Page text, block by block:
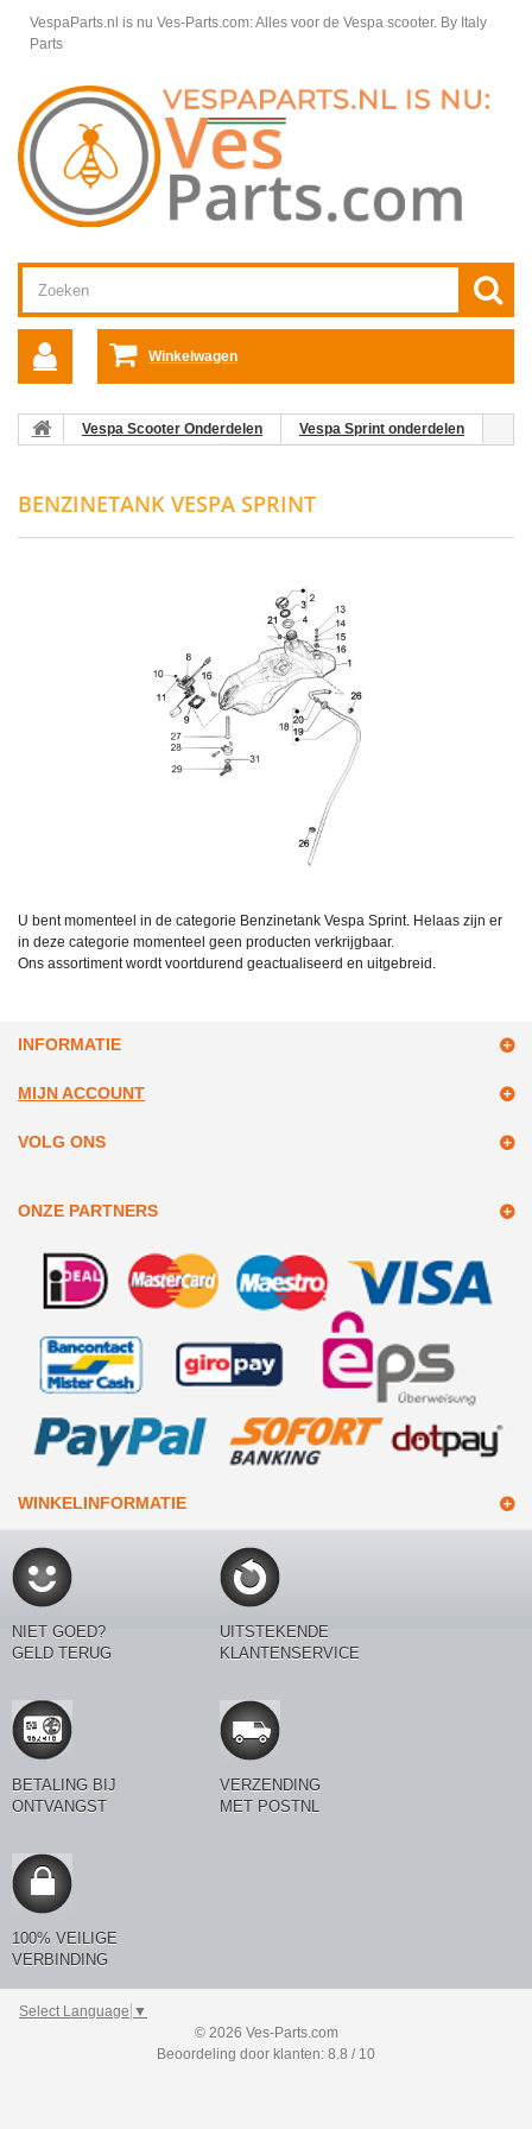
VespaParts.nl is nu Ves-Parts.com: Alles voor de Vespa scooter. By Italy
Parts
Winkelwagen
Vespa Scooter Onderdelen
Vespa Sprint onderdelen
BENZINETANK VESPA SPRINT
U bent momenteel in de categorie Benzinetank Vespa Sprint. Helaas zijn er
in deze categorie momenteel geen producten verkrijgbaar.
Ons assortiment wordt voortdurend geactualiseerd en uitgebreid.
INFORMATIE
MIJN ACCOUNT
VOLG ONS
ONZE PARTNERS
WINKELINFORMATIE
NIET GOED?
GELD TERUG
UITSTEKENDE
KLANTENSERVICE
BETALING BIJ
ONTVANGST
VERZENDING
MET POSTNL
100% VEILIGE
VERBINDING
Select Language ▼
© 2026 Ves-Parts.com
Beoordeling door klanten: 8.8 / 10